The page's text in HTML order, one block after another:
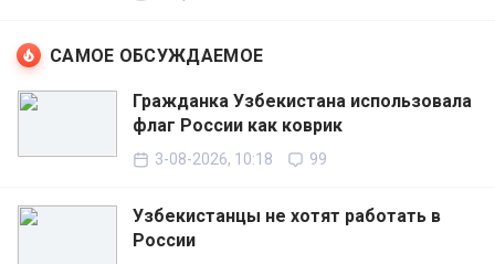
САМОЕ ОБСУЖДАЕМОЕ
Гражданка Узбекистана использовала
флаг России как коврик
3-08-2026, 10:18 99
Узбекистанцы не хотят работать в
России